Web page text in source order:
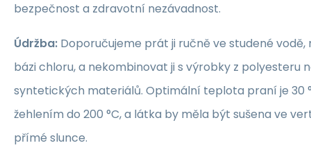
bezpečnost a zdravotní nezávadnost.
Údržba: Doporučujeme prát ji ručně ve studené
bázi chloru, a nekombinovat ji s výrobky z polyesteru
syntetických materiálů. Optimální teplota praní je 30
žehlením do 200 °C, a látka by měla být sušena ve
přímé slunce.